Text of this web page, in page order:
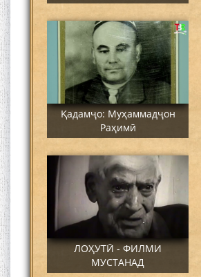
Қадамҷо: Муҳаммадҷон
Раҳимӣ
ЛОҲУТӢ - ФИЛМИ
МУСТАНАД